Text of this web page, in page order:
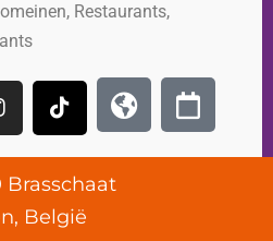
, Restaurants,
Brasschaat
, België